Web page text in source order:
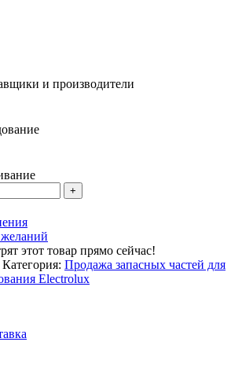
и производители
этот товар прямо сейчас!
Категория: Продажа запасных частей для
Electrolux